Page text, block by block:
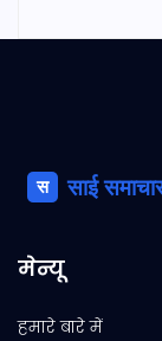
मेन्यू
हमारे बारे में